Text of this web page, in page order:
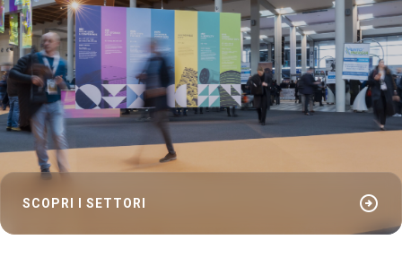
SCOPRI I SETTORI arrow_circle_right